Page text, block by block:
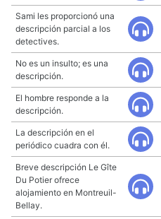
Sami les proporcionó una
descripción parcial a los
detectives.
No es un insulto; es una
descripción.
El hombre responde a la
descripción.
La descripción en el
periódico cuadra con él.
Breve descripción Le Gîte
Du Potier ofrece
alojamiento en Montreuil-
Bellay.